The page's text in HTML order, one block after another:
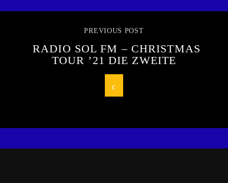
PREVIOUS POST
RADIO SOL FM – CHRISTMAS
TOUR ’21 DIE ZWEITE